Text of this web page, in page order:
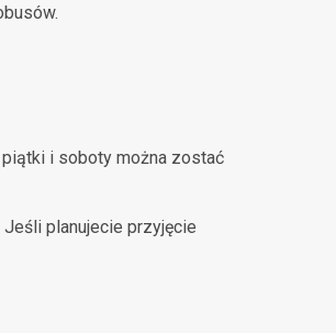
i soboty można zostać
planujecie przyjęcie